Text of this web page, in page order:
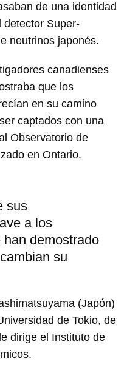
de una identidad
detector Super-
neutrinos japonés.
canadienses
que los
en su camino
captados con una
Observatorio de
en Ontario.
sus
a los
demostrado
su
(Japón)
de Tokio, de
dirige el Instituto de